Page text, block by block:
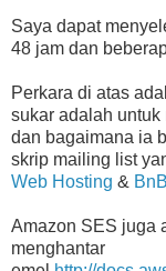
Saya dapat
48 jam dan
Perkara di atas
sukar adalah untuk
dan bagaimana ia
skrip mailing list
Web Hosting &
Amazon SES juga
menghantar